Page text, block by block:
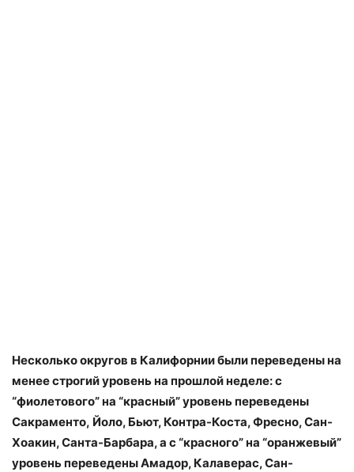
Несколько округов в Калифорнии были переведены на
менее строгий уровень на прошлой неделе: с
“фиолетового” на “красный” уровень переведены
Сакраменто, Йоло, Бьют, Контра-Коста, Фресно, Сан-
Хоакин, Санта-Барбара, а с “красного” на “оранжевый”
уровень переведены Амадор, Калаверас, Сан-